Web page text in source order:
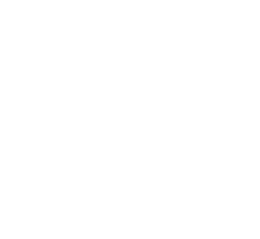
entender y explicar las
las principales ciudades del